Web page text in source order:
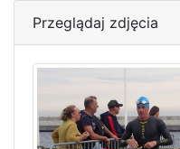
Przeglądaj zdjęcia